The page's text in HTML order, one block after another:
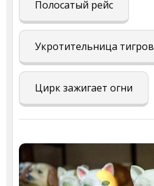
Полосатый рейс
Укротительница тигров
Цирк зажигает огни